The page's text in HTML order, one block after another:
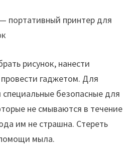
рисунок, нанести
гаджетом. Для
безопасные для
не смываются в течение
им не страшна. Стереть
мыла.